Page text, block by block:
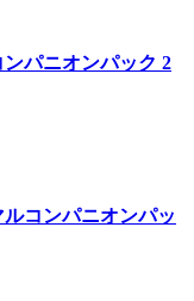
パニオンパック 2
コンパニオンパッ